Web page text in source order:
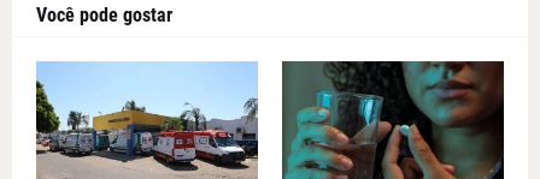
Você pode gostar